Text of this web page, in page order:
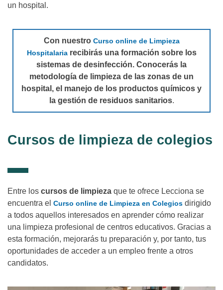
un hospital.
Con nuestro Curso online de Limpieza
Hospitalariarecibirás una formación sobre los
sistemas de desinfección. Conocerás la
metodología de limpieza de las zonas de un
hospital, el manejo de los productos químicos y
la gestión de residuos sanitarios.
Cursos de limpieza de colegios
Entre los cursos de limpieza que te ofrece Lecciona se
encuentra el Curso online de Limpieza en Colegios dirigido
a todos aquellos interesados en aprender cómo realizar
una limpieza profesional de centros educativos. Gracias a
esta formación, mejorarás tu preparación y, por tanto, tus
oportunidades de acceder a un empleo frente a otros
candidatos.